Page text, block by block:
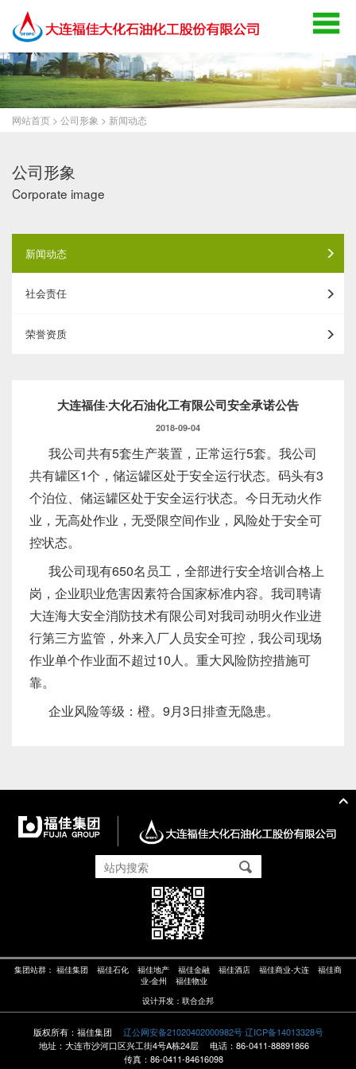
网站首页 > 公司形象 > 新闻动态
公司形象
Corporate image
新闻动态
社会责任
荣誉资质
大连福佳·大化石油化工有限公司安全承诺公告
2018-09-04
我公司共有5套生产装置，正常运行5套。我公司
共有罐区1个，储运罐区处于安全运行状态。码头有3
个泊位、储运罐区处于安全运行状态。今日无动火作
业，无高处作业，无受限空间作业，风险处于安全可
控状态。
我公司现有650名员工，全部进行安全培训合格上
岗，企业职业危害因素符合国家标准内容。我司聘请
大连海大安全消防技术有限公司对我司动明火作业进
行第三方监管，外来入厂人员安全可控，我公司现场
作业单个作业面不超过10人。重大风险防控措施可
靠。
企业风险等级：橙。9月3日排查无隐患。
集团站群： 福佳集团 福佳石化 福佳地产 福佳金融 福佳酒店 福佳商业-大连
福佳商
业-金州
福佳物业
设计开发： 联合企邦
版权所有：福佳集团 辽公网安备21020402000982号 辽ICP备14013328号
地址：大连市沙河口区兴工街4号A栋24层
电话：86-0411-88891866
传真：86-0411-84616098